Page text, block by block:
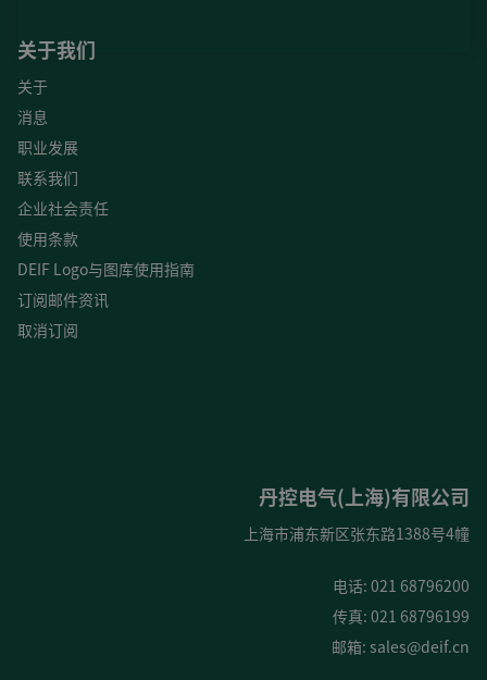
关于我们
关于
消息
职业发展
联系我们
企业社会责任
使用条款
DEIF Logo与图库使用指南
订阅邮件资讯
取消订阅
丹控电气(上海)有限公司
上海市浦东新区张东路1388号4幢
电话: 021 68796200
传真: 021 68796199
邮箱: sales@deif.cn